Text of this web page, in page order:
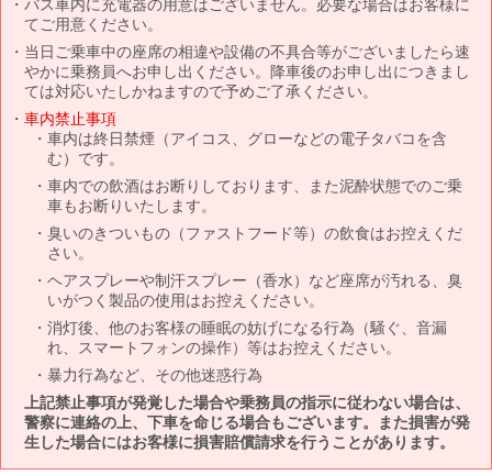
バス車内に充電器の用意はございません。必要な場合はお客様に
てご用意ください。
当日ご乗車中の座席の相違や設備の不具合等がございましたら速
やかに乗務員へお申し出ください。降車後のお申し出につきまし
ては対応いたしかねますので予めご了承ください。
車内禁止事項
車内は終日禁煙（アイコス、グローなどの電子タバコを含
む）です。
車内での飲酒はお断りしております、また泥酔状態でのご乗
車もお断りいたします。
臭いのきついもの（ファストフード等）の飲食はお控えくだ
さい。
ヘアスプレーや制汗スプレー（香水）など座席が汚れる、臭
いがつく製品の使用はお控えください。
消灯後、他のお客様の睡眠の妨げになる行為（騒ぐ、音漏
れ、スマートフォンの操作）等はお控えください。
暴力行為など、その他迷惑行為
上記禁止事項が発覚した場合や乗務員の指示に従わない場合は、
警察に連絡の上、下車を命じる場合もございます。また損害が発
生した場合にはお客様に損害賠償請求を行うことがあります。